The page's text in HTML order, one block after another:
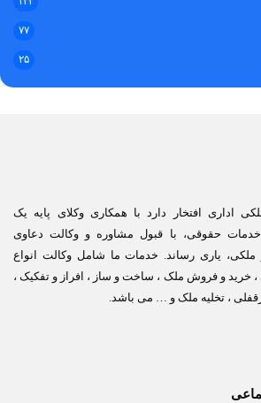
۷۷
۲۵
اداری افتخار دارد با همکاری وکلای پایه یک
خدمات حقوقی، با قبول مشاوره و وکالت دعاوی
یاری رساند. خدمات ما شامل وکالت انواع
، خرید و فروش ملک ، ساخت و ساز ، افراز و تفکیک ،
، تخلیه ملک و … می باشد.